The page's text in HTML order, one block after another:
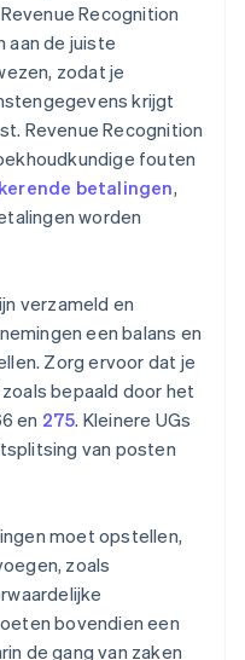
Recognition
aan de juiste
zodat je
krijgt
Revenue Recognition
fouten
betalingen,
worden
verzameld en
een balans en
Zorg ervoor dat je
bepaald door het
en 275. Kleinere UGs
van posten
moet opstellen,
zoals
bovendien een
de gang van zaken